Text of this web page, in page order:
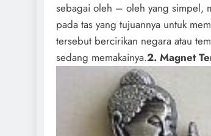
sebagai oleh – oleh yang simpel,
pada tas yang tujuannya untuk
tersebut bercirikan negara atau
sedang memakainya.2. Magnet